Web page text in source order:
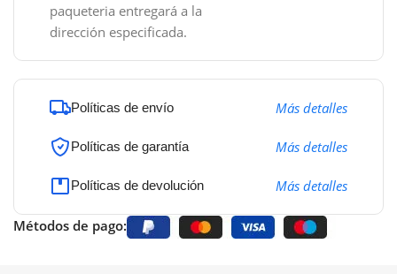
paqueteria entregará a la
dirección especificada.
Políticas de envío Más detalles
Políticas de garantía Más detalles
Políticas de devolución Más detalles
Métodos de pago: